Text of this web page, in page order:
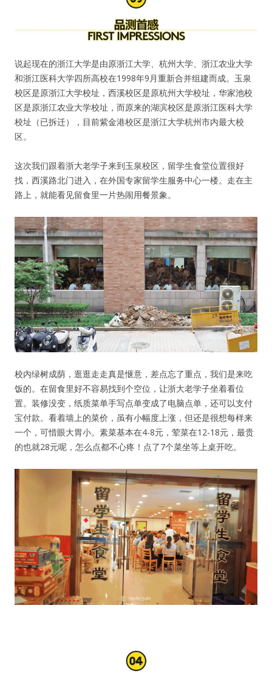
说起现在的浙江大学是由原浙江大学、杭州大学、浙江农业大学
和浙江医科大学四所高校在1998年9月重新合并组建而成。玉泉
校区是原浙江大学校址，西溪校区是原杭州大学校址，华家池校
区是原浙江农业大学校址，而原来的湖滨校区是原浙江医科大学
校址（已拆迁），目前紫金港校区是浙江大学杭州市内最大校
区。
这次我们跟着浙大老学子来到玉泉校区，留学生食堂位置很好
找，西溪路北门进入，在外国专家留学生服务中心一楼。走在主
路上，就能看见留食里一片热闹用餐景象。
校内绿树成荫，逛逛走走真是惬意，差点忘了重点，我们是来吃
饭的。在留食里好不容易找到个空位，让浙大老学子坐着看位
置。装修没变，纸质菜单手写点单变成了电脑点单，还可以支付
宝付款。看着墙上的菜价，虽有小幅度上涨，但还是很想每样来
一个，可惜眼大胃小。素菜基本在4-8元，荤菜在12-18元，最贵
的也就28元呢，怎么点都不心疼！点了7个菜坐等上桌开吃。